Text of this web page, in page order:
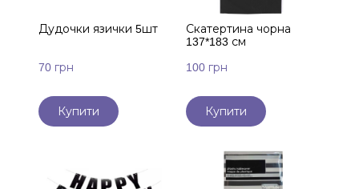
Дудочки язички 5шт
70 грн
Купити
Скатертина чорна
137*183 см
100 грн
Купити